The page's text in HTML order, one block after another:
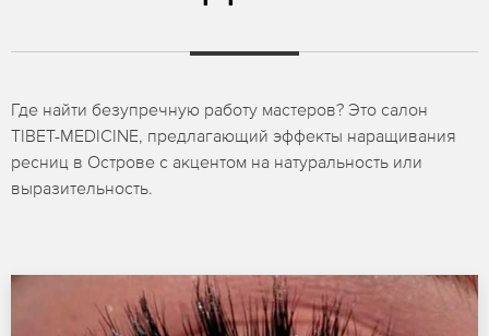
Где найти безупречную работу мастеров? Это салон
TIBET-MEDICINE, предлагающий эффекты наращивания
ресниц в Острове с акцентом на натуральность или
выразительность.